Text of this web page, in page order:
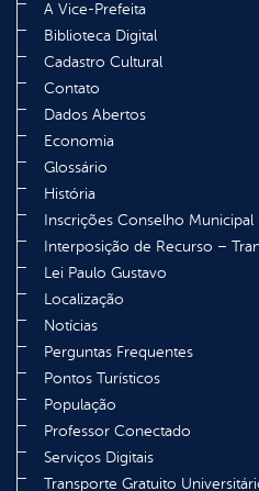
A Vice-Prefeita
Biblioteca Digital
Cadastro Cultural
Contato
Dados Abertos
Economia
Glossário
História
Inscrições Conselho Municipal
Interposição de Recurso –
Lei Paulo Gustavo
Localização
Notícias
Perguntas Frequentes
Pontos Turísticos
População
Professor Conectado
Serviços Digitais
Transporte Gratuito